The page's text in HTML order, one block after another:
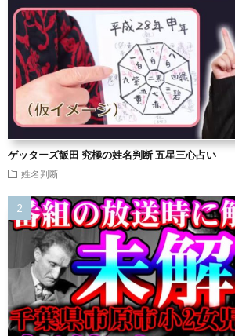
ゲッターズ飯田 究極の姓名判断 五星三心占い
姓名判断